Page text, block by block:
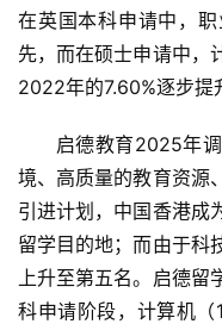
在英国本科申请中，
先，而在硕士申请中，
2022年的7.60%逐步提
启德教育2025年
境、高质量的教育资源
引进计划，中国香港成
留学目的地；而由于科
上升至第五名。启德
科申请阶段，计算机